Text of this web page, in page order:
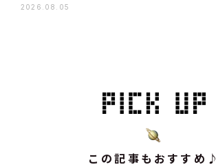
2026.08.05
この記事もおすすめ♪